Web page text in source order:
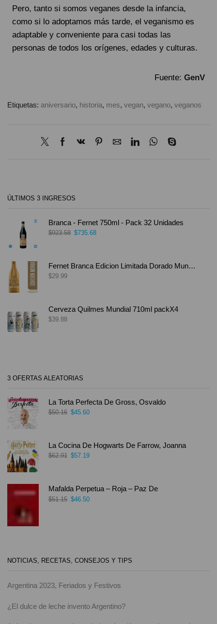
Pero, tanto si somos veganes desde la infancia,
como si lo adoptamos más tarde, el veganismo es
adaptable y conveniente para casi todas las
personas de todos los orígenes, edades y culturas.
Fuente: GenV
Etiquetas: aniversario, historia, mes, vegan, vegano, veganos
ÚLTIMOS 3 INGRESOS
Branca - Fernet 750ml - Pack 32 Unidades
$923.58 $735.68
Fernet Branca Edicion Limitada Dorado Mundial
$29.99
Cerveza Quilmes Mundial 710ml packX4
$39.88
3 OFERTAS ALEATORIAS
La Torta Perfecta De Gross, Osvaldo
$50.16 $45.60
La Cocina De Hogwarts De Farrow, Joanna
$62.91 $57.19
Mafalda Perpetua – Roja – Paz De
$51.15 $46.50
NOTICIAS, RECETAS, CONSEJOS Y TIPS
Argentina 2023, Feriados y Festivos
¿El dulce de leche invento Argentino?